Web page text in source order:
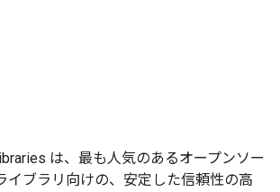
は、最も人気のあるオープンソー
イブラリ向けの、安定した信頼性の高